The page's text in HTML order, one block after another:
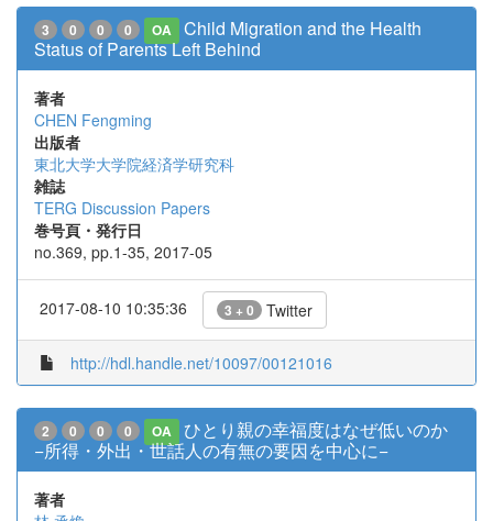
3 0 0 0 OA
Child Migration and the Health
Status of Parents Left Behind
著者
CHEN Fengming
出版者
東北大学大学院経済学研究科
雑誌
TERG Discussion Papers
巻号頁・発行日
no.369, pp.1-35, 2017-05
2017-08-10 10:35:36 3 + 0 Twitter
http://hdl.handle.net/10097/00121016
2 0 0 0 OA
ひとり親の幸福度はなぜ低いのか
−所得・外出・世話人の有無の要因を中心に−
著者